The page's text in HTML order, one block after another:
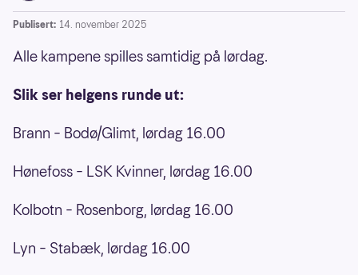
Publisert: 14. november 2025
Alle kampene spilles samtidig på lørdag.
Slik ser helgens runde ut:
Brann – Bodø/Glimt, lørdag 16.00
Hønefoss – LSK Kvinner, lørdag 16.00
Kolbotn – Rosenborg, lørdag 16.00
Lyn – Stabæk, lørdag 16.00